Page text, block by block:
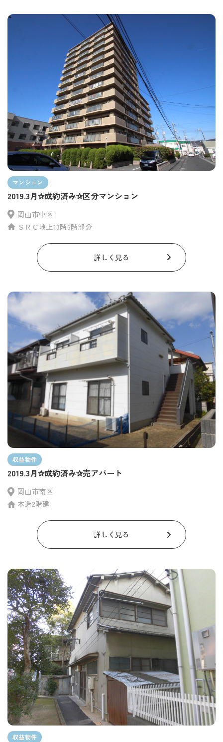
マンション
2019.3月✰成約済み✰区分マンション
岡山市中区
ＳＲＣ地上13階6階部分
詳しく見る
収益物件
2019.3月✰成約済み✰売アパート
岡山市南区
木造2階建
詳しく見る
収益物件